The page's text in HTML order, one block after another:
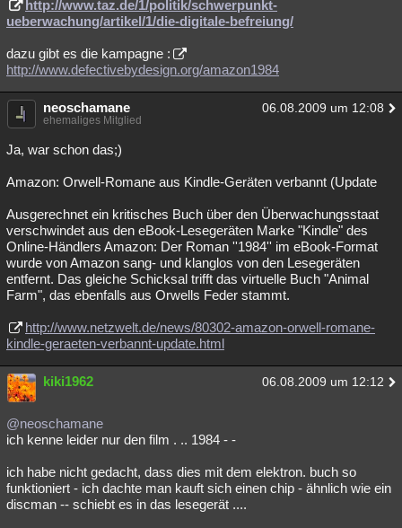
http://www.taz.de/1/politik/schwerpunkt-
ueberwachung/artikel/1/die-digitale-befreiung/
dazu gibt es die kampagne :
http://www.defectivebydesign.org/amazon1984
neoschamane 06.08.2009 um 12:08
ehemaliges Mitglied
Ja, war schon das;)
Amazon: Orwell-Romane aus Kindle-Geräten verbannt (Update
Ausgerechnet ein kritisches Buch über den Überwachungsstaat
verschwindet aus den eBook-Lesegeräten Marke "Kindle" des
Online-Händlers Amazon: Der Roman ''1984'' im eBook-Format
wurde von Amazon sang- und klanglos von den Lesegeräten
entfernt. Das gleiche Schicksal trifft das virtuelle Buch "Animal
Farm", das ebenfalls aus Orwells Feder stammt.
http://www.netzwelt.de/news/80302-amazon-orwell-romane-
kindle-geraeten-verbannt-update.html
kiki1962 06.08.2009 um 12:12
@neoschamane
ich kenne leider nur den film . .. 1984 - -
ich habe nicht gedacht, dass dies mit dem elektron. buch so
funktioniert - ich dachte man kauft sich einen chip - ähnlich wie ein
discman -- schiebt es in das lesegerät ....